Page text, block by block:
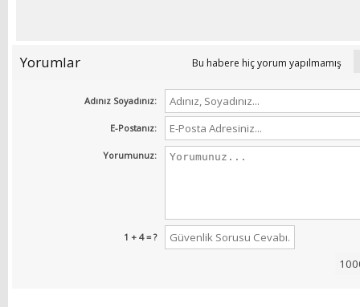
Yorumlar Bu habere hiç yorum yapılmamış
Adınız Soyadınız:
E-Postanız:
Yorumunuz:
1 + 4 = ?